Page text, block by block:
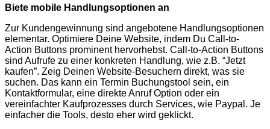
Biete mobile Handlungsoptionen an
Zur Kundengewinnung sind angebotene Handlungsoptionen
elementar. Optimiere Deine Website, indem Du Call-to-
Action Buttons prominent hervorhebst. Call-to-Action Buttons
sind Aufrufe zu einer konkreten Handlung, wie z.B. “Jetzt
kaufen”. Zeig Deinen Website-Besuchern direkt, was sie
suchen. Das kann ein Termin Buchungstool sein, ein
Kontaktformular, eine direkte Anruf Option oder ein
vereinfachter Kaufprozesses durch Services, wie Paypal. Je
einfacher die Tools, desto eher wird geklickt.